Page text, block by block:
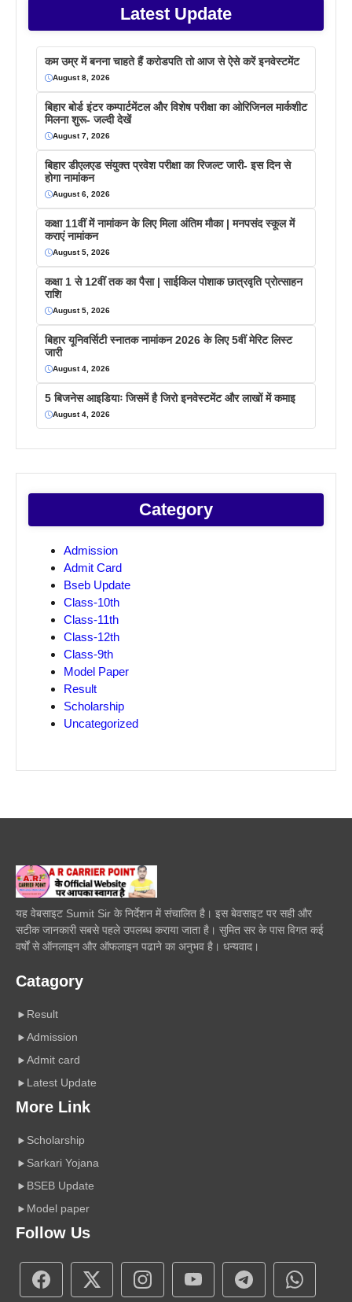
Latest Update
कम उम्र में बनना चाहते हैं करोडपति तो आज से ऐसे करें इनवेस्टमेंट
August 8, 2026
बिहार बोर्ड इंटर कम्पार्टमेंटल और विशेष परीक्षा का ओरिजिनल मार्कशीट
मिलना शुरू- जल्दी देखें
August 7, 2026
बिहार डीएलएड संयुक्त प्रवेश परीक्षा का रिजल्ट जारी- इस दिन से
होगा नामांकन
August 6, 2026
कक्षा 11वीं में नामांकन के लिए मिला अंतिम मौका | मनपसंद स्कूल में
कराएं नामांकन
August 5, 2026
कक्षा 1 से 12वीं तक का पैसा | साईकिल पोशाक छात्रवृति प्रोत्साहन
राशि
August 5, 2026
बिहार यूनिवर्सिटी स्नातक नामांकन 2026 के लिए 5वीं मेरिट लिस्ट
जारी
August 4, 2026
5 बिजनेस आइडियाः जिसमें है जिरो इनवेस्टमेंट और लाखों में कमाइ
August 4, 2026
Category
Admission
Admit Card
Bseb Update
Class-10th
Class-11th
Class-12th
Class-9th
Model Paper
Result
Scholarship
Uncategorized
यह वेबसाइट Sumit Sir के निर्देशन में संचालित है। इस बेवसाइट पर सही और
सटीक जानकारी सबसे पहले उपलब्ध कराया जाता है। सुमित सर के पास विगत कई
वर्षों से ऑनलाइन और ऑफलाइन पढाने का अनुभव है। धन्यवाद।
Catagory
Result
Admission
Admit card
Latest Update
More Link
Scholarship
Sarkari Yojana
BSEB Update
Model paper
Follow Us